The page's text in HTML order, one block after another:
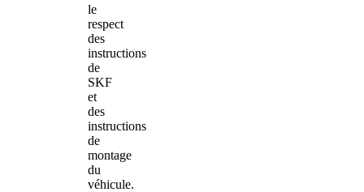
le
respect
des
instructions
de
SKF
et
des
instructions
de
montage
du
véhicule.